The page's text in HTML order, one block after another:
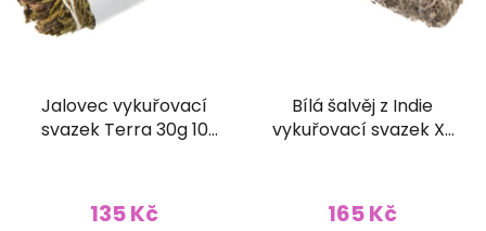
Jalovec vykuřovací
svazek Terra 30g 10
135 Kč
Bílá šalvěj z Indie
vykuřovací svazek XL
165 Kč